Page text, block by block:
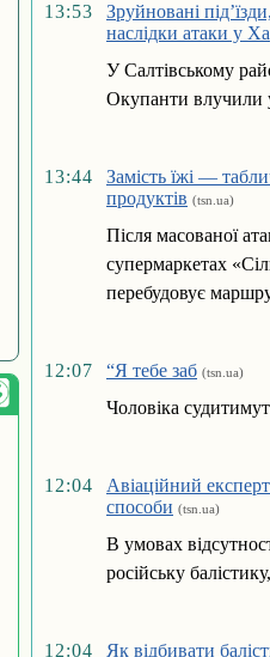
13:53
Зруйновані
наслідки атаки у
У Салтівському
Окупанти влучили
13:44
Замість їжі —
продуктів (tsn.ua)
Після масованої
супермаркетах
перебудовує
12:07 “Я тебе заб (tsn.ua)
Чоловіка
12:04
Авіаційний
способи (tsn.ua)
В умовах
російську
12:04 Як відбивати